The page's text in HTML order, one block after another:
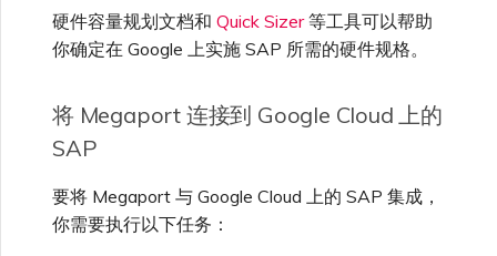
设置 OpenMetrics 服务监控
硬件容量规划文档和 Quick Sizer等工具可以帮助
你确定在 Google 上实施 SAP 所需的硬件规格。
将 Megaport 连接到 Google Cloud 上的
SAP
要将 Megaport 与 Google Cloud 上的 SAP 集成，
你需要执行以下任务：